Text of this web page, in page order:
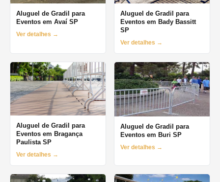
Aluguel de Gradil para
Eventos em Avaí SP
Ver detalhes →
Aluguel de Gradil para
Eventos em Bady Bassitt
SP
Ver detalhes →
Aluguel de Gradil para
Eventos em Bragança
Paulista SP
Ver detalhes →
Aluguel de Gradil para
Eventos em Buri SP
Ver detalhes →